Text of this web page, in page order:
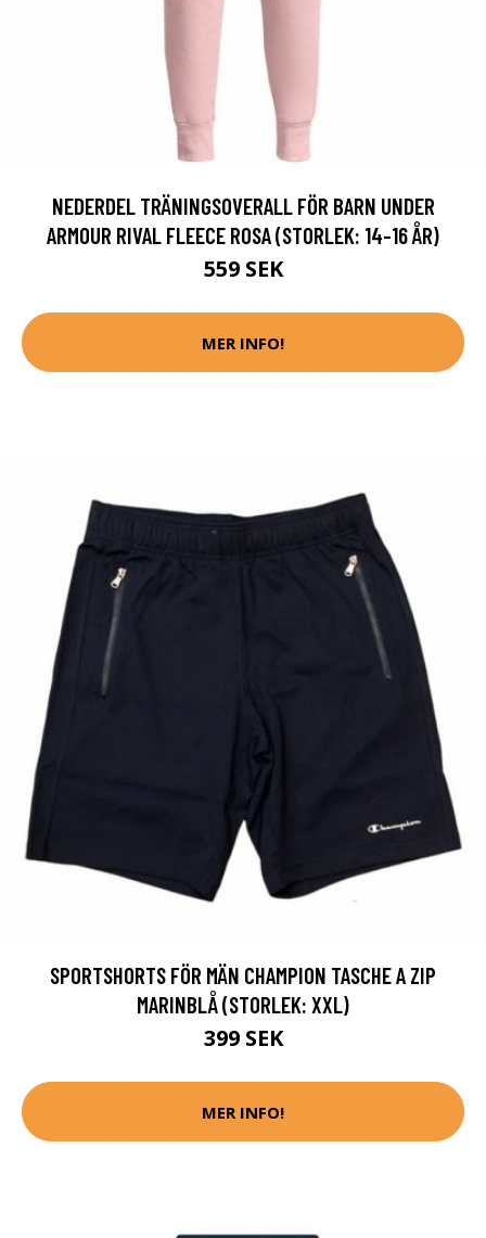
NEDERDEL TRÄNINGSOVERALL FÖR BARN UNDER
ARMOUR RIVAL FLEECE ROSA (STORLEK: 14-16 ÅR)
559 SEK
MER INFO!
SPORTSHORTS FÖR MÄN CHAMPION TASCHE A ZIP
MARINBLÅ (STORLEK: XXL)
399 SEK
MER INFO!